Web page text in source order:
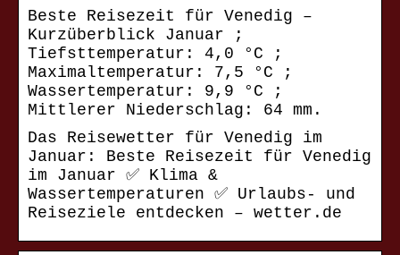
Beste Reisezeit für Venedig –
Kurzüberblick Januar ;
Tiefsttemperatur: 4,0 °C ;
Maximaltemperatur: 7,5 °C ;
Wassertemperatur: 9,9 °C ;
Mittlerer Niederschlag: 64 mm.
Das Reisewetter für Venedig im
Januar: Beste Reisezeit für Venedig
im Januar ✅ Klima &
Wassertemperaturen ✅ Urlaubs- und
Reiseziele entdecken – wetter.de